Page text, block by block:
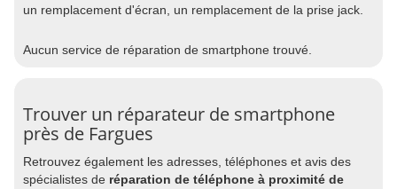
un remplacement d'écran, un remplacement de la prise jack.
Aucun service de réparation de smartphone trouvé.
Trouver un réparateur de smartphone
près de Fargues
Retrouvez également les adresses, téléphones et avis des
spécialistes de réparation de téléphone à proximité de